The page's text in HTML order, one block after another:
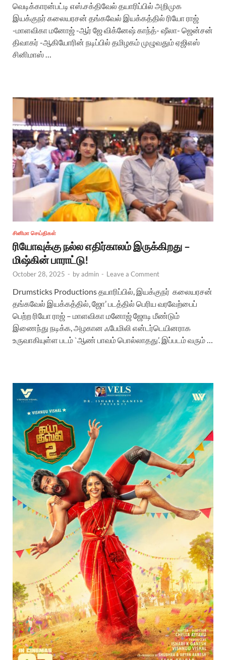
வெடிக்காரன்பட்டி எஸ்.சக்திவேல் தயாரிப்பில் அறிமுக
இயக்குநர் கலையரசன் தங்கவேல் இயக்கத்தில் ரியோ ராஜ்
-மாளவிகா மனோஜ் -ஆர் ஜே விக்னேஷ் காந்த்- ஷீலா- ஜென்சன்
திவாகர் -ஆகியோரின் நடிப்பில் தமிழகம் முழுவதும் ஏஜிஎஸ்
சினிமாஸ் …
சினிமா செய்திகள்
ரியோவுக்கு நல்ல எதிர்காலம் இருக்கிறது –
மிஷ்கின் பாராட்டு!
October 28, 2025 - byadmin - Leave a Comment
Drumsticks Productions தயாரிப்பில், இயக்குநர் கலையரசன்
தங்கவேல் இயக்கத்தில், ஜோ’ படத்தில் பெரிய வரவேற்பைப்
பெற்ற ரியோ ராஜ் – மாளவிகா மனோஜ் ஜோடி மீண்டும்
இணைந்து நடிக்க, அழகான ஃபேமிலி என்டர்டெயினராக
உருவாகியுள்ள படம் `ஆண் பாவம் பொல்லாதது’. இப்படம் வரும் …